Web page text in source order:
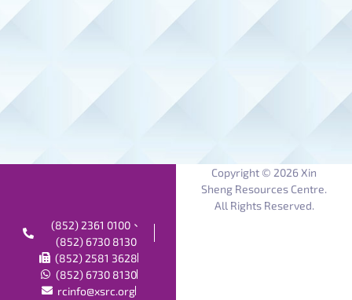
Copyright © 2026 Xin
Sheng Resources Centre.
All Rights Reserved.
(852) 2361 0100、
(852) 6730 8130
(852) 2581 3628
(852) 6730 8130
rcinfo@xsrc.org